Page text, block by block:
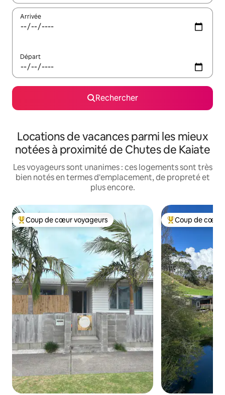
Arrivée
Départ
Rechercher
Locations de vacances parmi les mieux
notées à proximité de Chutes de Kaiate
Les voyageurs sont unanimes : ces logements sont très
bien notés en termes d'emplacement, de propreté et
plus encore.
Coups de cœur voyageurs les plus appréciés
Coup de cœur voyageurs Coups de cœur
Coup de cœur